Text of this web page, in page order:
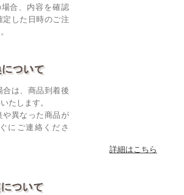
合、内容を確認
定した日時のご注
は、商品到着後
たします。
や異なった商品が
にご連絡くださ
詳細はこちら